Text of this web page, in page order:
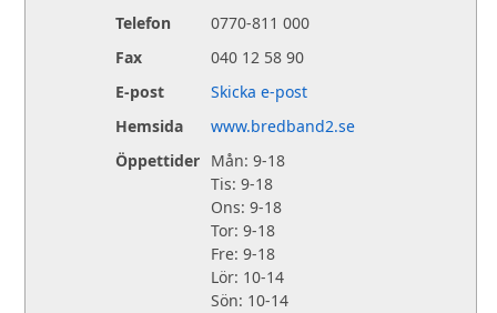
Telefon
0770-811 000
Fax
040 12 58 90
E-post
Skicka e-post
Hemsida
www.bredband2.se
Öppettider Mån: 9-18
Tis: 9-18
Ons: 9-18
Tor: 9-18
Fre: 9-18
Lör: 10-14
Sön: 10-14